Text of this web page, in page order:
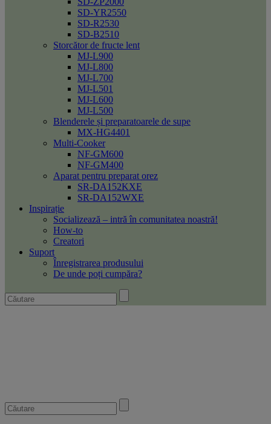
SD-YR2550
SD-R2530
SD-B2510
Storcător de fructe lent
MJ-L900
MJ-L800
MJ-L700
MJ-L501
MJ-L600
MJ-L500
Blenderele și preparatoarele de supe
MX-HG4401
Multi-Cooker
NF-GM600
NF-GM400
Aparat pentru preparat orez
SR-DA152KXE
SR-DA152WXE
Inspirație
Socializează – intră în comunitatea noastră!
How-to
Creatori
Suport
Înregistrarea produsului
De unde poți cumpăra?